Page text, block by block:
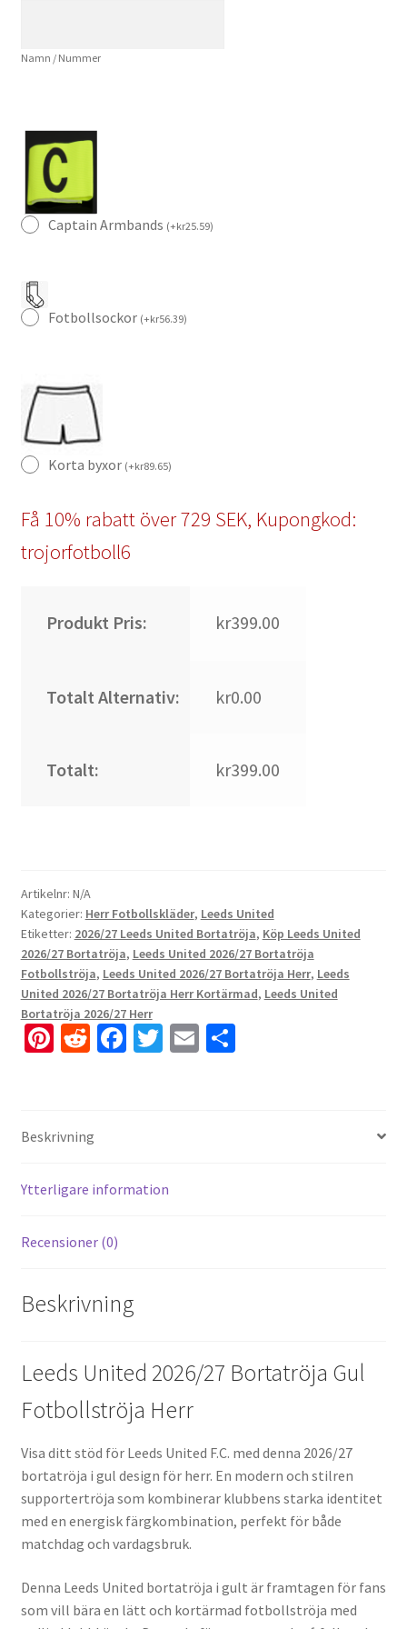
Namn / Nummer
Captain Armbands (+kr25.59)
Fotbollsockor (+kr56.39)
Korta byxor (+kr89.65)
Få 10% rabatt över 729 SEK, Kupongkod:
trojorfotboll6
Produkt Pris: kr399.00
Totalt Alternativ: kr0.00
Totalt: kr399.00
Artikelnr: N/A
Kategorier: Herr Fotbollskläder, Leeds United
Etiketter: 2026/27 Leeds United Bortatröja, Köp Leeds United
2026/27 Bortatröja, Leeds United 2026/27 Bortatröja
Fotbollströja, Leeds United 2026/27 Bortatröja Herr, Leeds
United 2026/27 Bortatröja Herr Kortärmad, Leeds United
Bortatröja 2026/27 Herr
Pi
es
R
di
t
Fa
k
T E D
Beskrivning
Ytterligare information
Recensioner (0)
Beskrivning
Leeds United 2026/27 Bortatröja Gul
Fotbollströja Herr
Visa ditt stöd för Leeds United F.C. med denna 2026/27
bortatröja i gul design för herr. En modern och stilren
supportertröja som kombinerar klubbens starka identitet
med en energisk färgkombination, perfekt för både
matchdag och vardagsbruk.
Denna Leeds United bortatröja i gult är framtagen för fans
som vill bära en lätt och kortärmad fotbollströja med